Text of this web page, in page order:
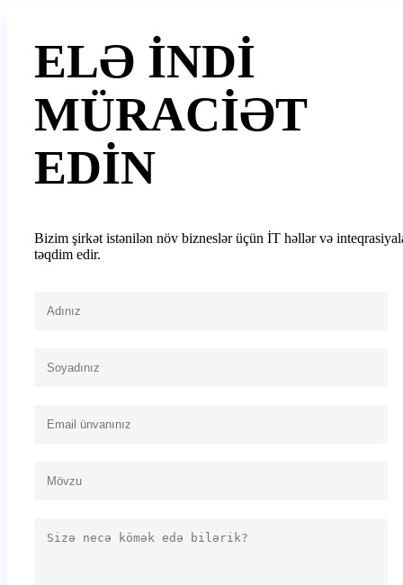
ELƏ İNDİ
MÜRACİƏT
EDİN
Bizim şirkət istənilən növ bizneslər üçün İT həllər və
təqdim edir.